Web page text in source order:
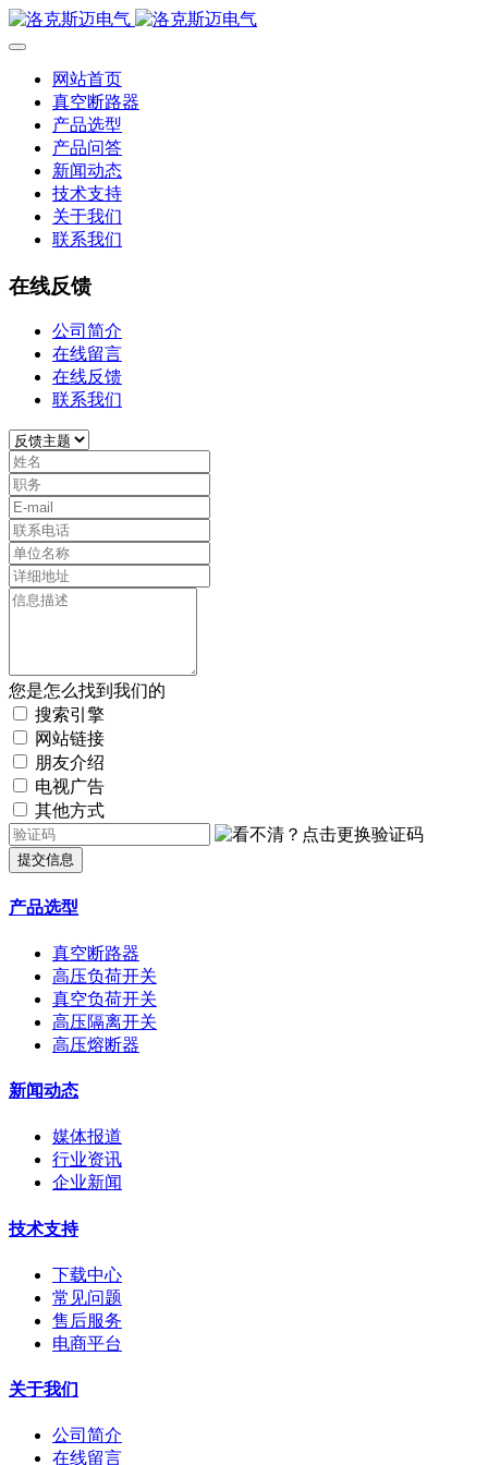
网站首页
真空断路器
产品选型
产品问答
新闻动态
技术支持
关于我们
联系我们
在线反馈
公司简介
在线留言
在线反馈
联系我们
您是怎么找到我们的
搜索引擎
网站链接
朋友介绍
电视广告
其他方式
提交信息
产品选型
真空断路器
高压负荷开关
真空负荷开关
高压隔离开关
高压熔断器
新闻动态
媒体报道
行业资讯
企业新闻
技术支持
下载中心
常见问题
售后服务
电商平台
关于我们
公司简介
在线留言